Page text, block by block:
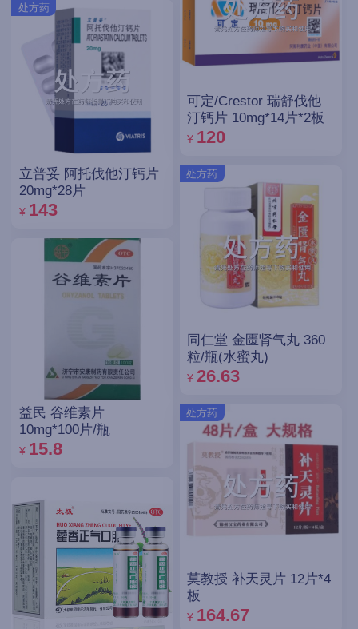
处方药
立普妥 阿托伐他汀钙片
20mg*28片
¥ 143
益民 谷维素片
10mg*100片/瓶
¥ 15.8
可定/Crestor 瑞舒伐他
汀钙片 10mg*14片*2板
¥ 120
处方药
同仁堂 金匮肾气丸 360
粒/瓶(水蜜丸)
¥ 26.63
处方药
莫教授 补天灵片 12片*4
板
¥ 164.67